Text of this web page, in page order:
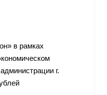
в рамках
г.